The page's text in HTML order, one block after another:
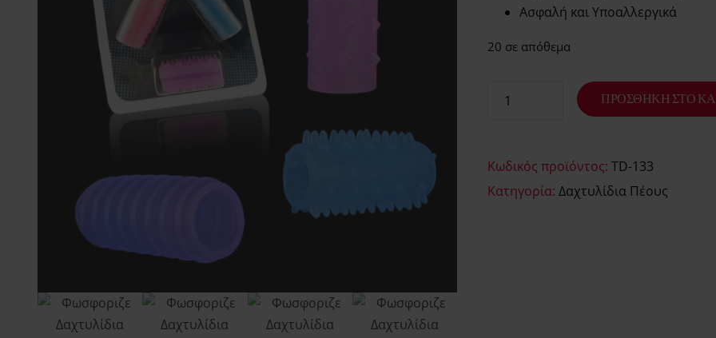
Ασφαλή και Υποαλλεργικά
20 σε απόθεμα
ΠΡΟΣΘΉΚΗ ΣΤΟ
Κωδικός προϊόντος: TD-133
Κατηγορία: Δαχτυλίδια Πέους